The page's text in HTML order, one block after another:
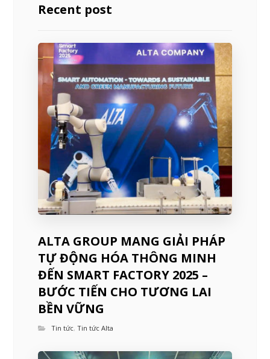
Recent post
ALTA GROUP MANG GIẢI PHÁP
TỰ ĐỘNG HÓA THÔNG MINH
ĐẾN SMART FACTORY 2025 –
BƯỚC TIẾN CHO TƯƠNG LAI
BỀN VỮNG
Tin tức,Tin tức Alta